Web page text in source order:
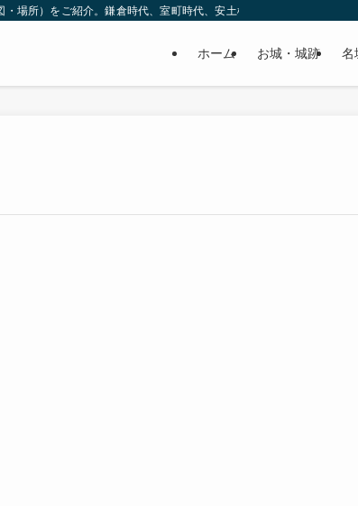
場所）をご紹介。鎌倉時代、室町時代、安土桃山時代（戦国時代）
ホーム お城・城跡 名